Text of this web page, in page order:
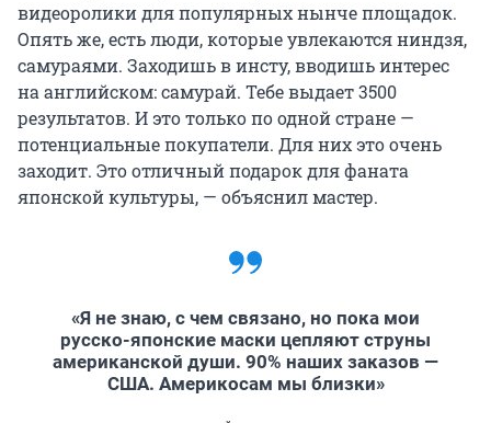
видеоролики для популярных нынче площадок.
Опять же, есть люди, которые увлекаются ниндзя,
самураями. Заходишь в инсту, вводишь интерес
на английском: самурай. Тебе выдает 3500
результатов. И это только по одной стране —
потенциальные покупатели. Для них это очень
заходит. Это отличный подарок для фаната
японской культуры, — объяснил мастер.
«Я не знаю, с чем связано, но пока мои
русско-японские маски цепляют струны
американской души. 90% наших заказов —
США. Америкосам мы близки»